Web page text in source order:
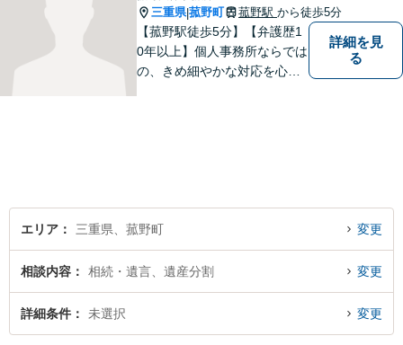
三重県|菰野町 菰野駅 から徒歩5分
【菰野駅徒歩5分】【弁護歴1
0年以上】個人事務所ならでは
の、きめ細やかな対応を心が
詳細を見
る
エリア 三重県、菰野町 変更
相談内容 相続・遺言、遺産分割 変更
詳細条件 未選択 変更